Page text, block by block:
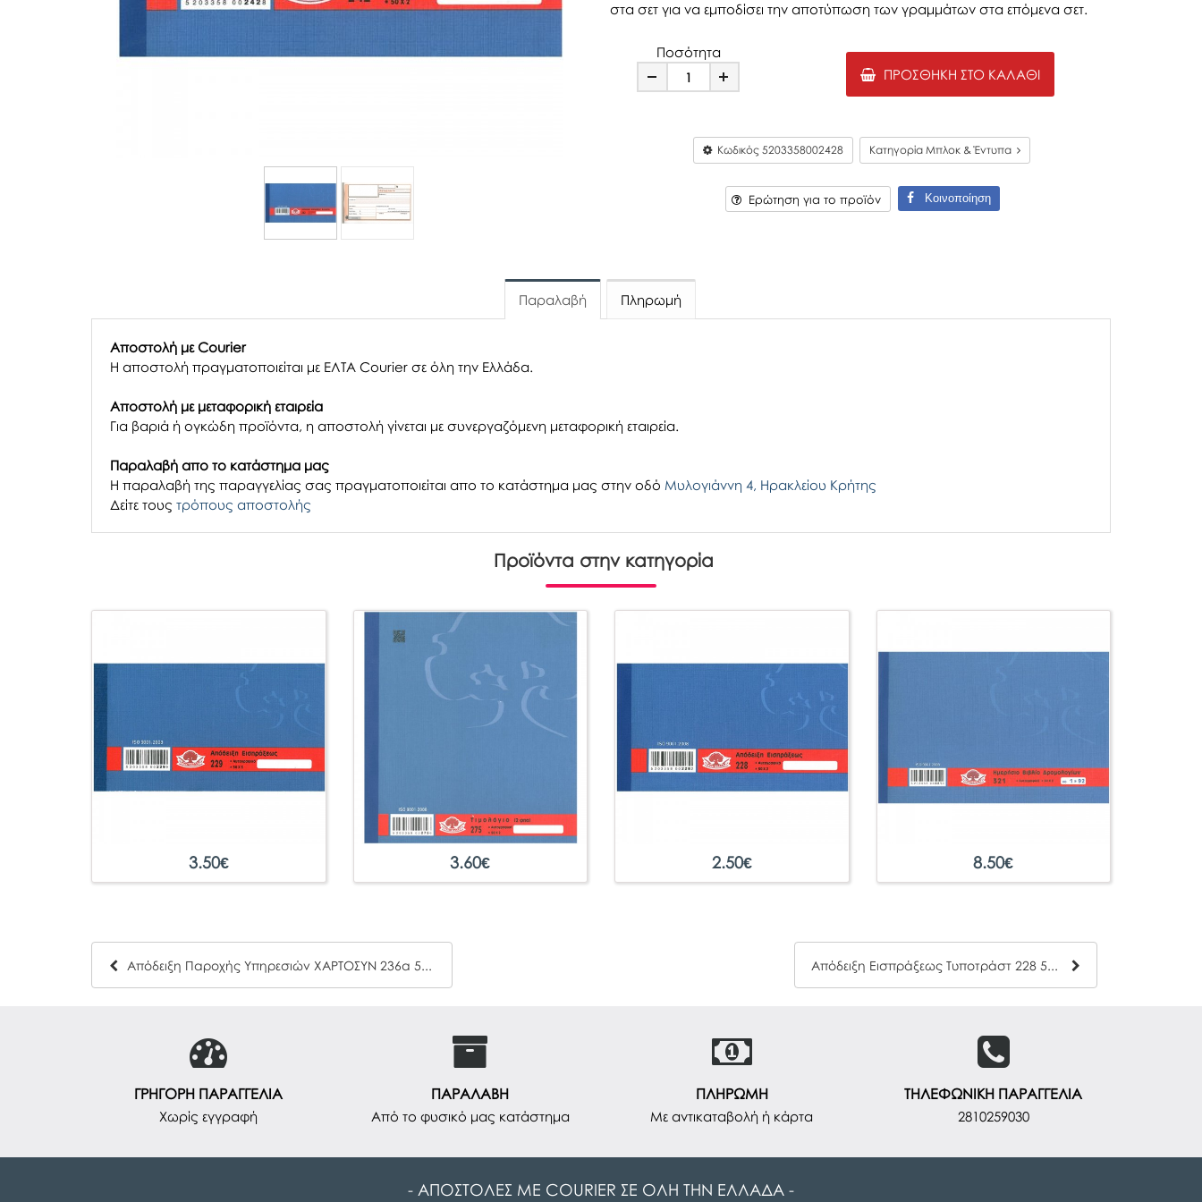
στα σετ για να εμποδίσει την αποτύπωση των γραμμάτων στα επόμενα σετ.
Ποσότητα
Plus
ΠΡΟΣΘΉΚΗ ΣΤΟ ΚΑΛΆΘΙ
Κωδικός 5203358002428 Κατηγορία Μπλοκ & Έντυπα
Ερώτηση για το προϊόν Κοινοποίηση
Παραλαβή Πληρωμή
Αποστολή με Courier
Η αποστολή πραγματοποιείται με ΕΛΤΑ Courier σε όλη την Ελλάδα.
Αποστολή με μεταφορική εταιρεία
Για βαριά ή ογκώδη προϊόντα, η αποστολή γίνεται με συνεργαζόμενη μεταφορική εταιρεία.
Παραλαβή απο το κατάστημα μας
H παραλαβή της παραγγελίας σας πραγματοποιείται απο το κατάστημα μας στην οδό Μυλογιάννη 4, Ηρακλείου Κρήτης
Δείτε τους τρόπους αποστολής
Προϊόντα στην κατηγορία
3.50€ 3.60€ 2.50€ 8.50€
Απόδειξη Παροχής Υπηρεσιών ΧΑΡΤΟΣΥΝ 236α 50x2 Απόδειξη Εισπράξεως Τυποτράστ 228 50x2
ΓΡΗΓΟΡΗ ΠΑΡΑΓΓΕΛΙΑ
Χωρίς εγγραφή
ΠΑΡΑΛΑΒΗ
Από το φυσικό μας κατάστημα
ΠΛΗΡΩΜΗ
Με αντικαταβολή ή κάρτα
ΤΗΛΕΦΩΝΙΚΗ ΠΑΡΑΓΓΕΛΙΑ
2810259030
- ΑΠΟΣΤΟΛΕΣ ΜΕ COURIER ΣΕ ΟΛΗ ΤΗΝ ΕΛΛΑΔΑ -